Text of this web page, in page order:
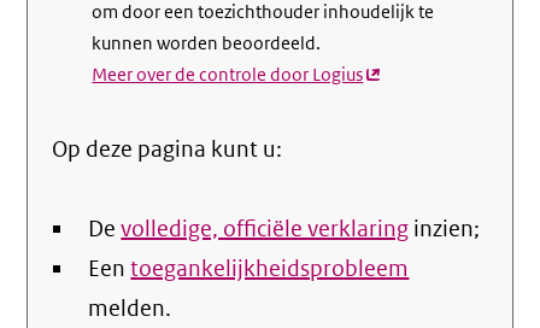
om door een toezichthouder inhoudelijk te
kunnen worden beoordeeld.
Meer over de controle door Logius(externe
Op deze pagina kunt u:
Devolledige, officiële verklaring inzien;
Eentoegankelijkheidsprobleem
melden.